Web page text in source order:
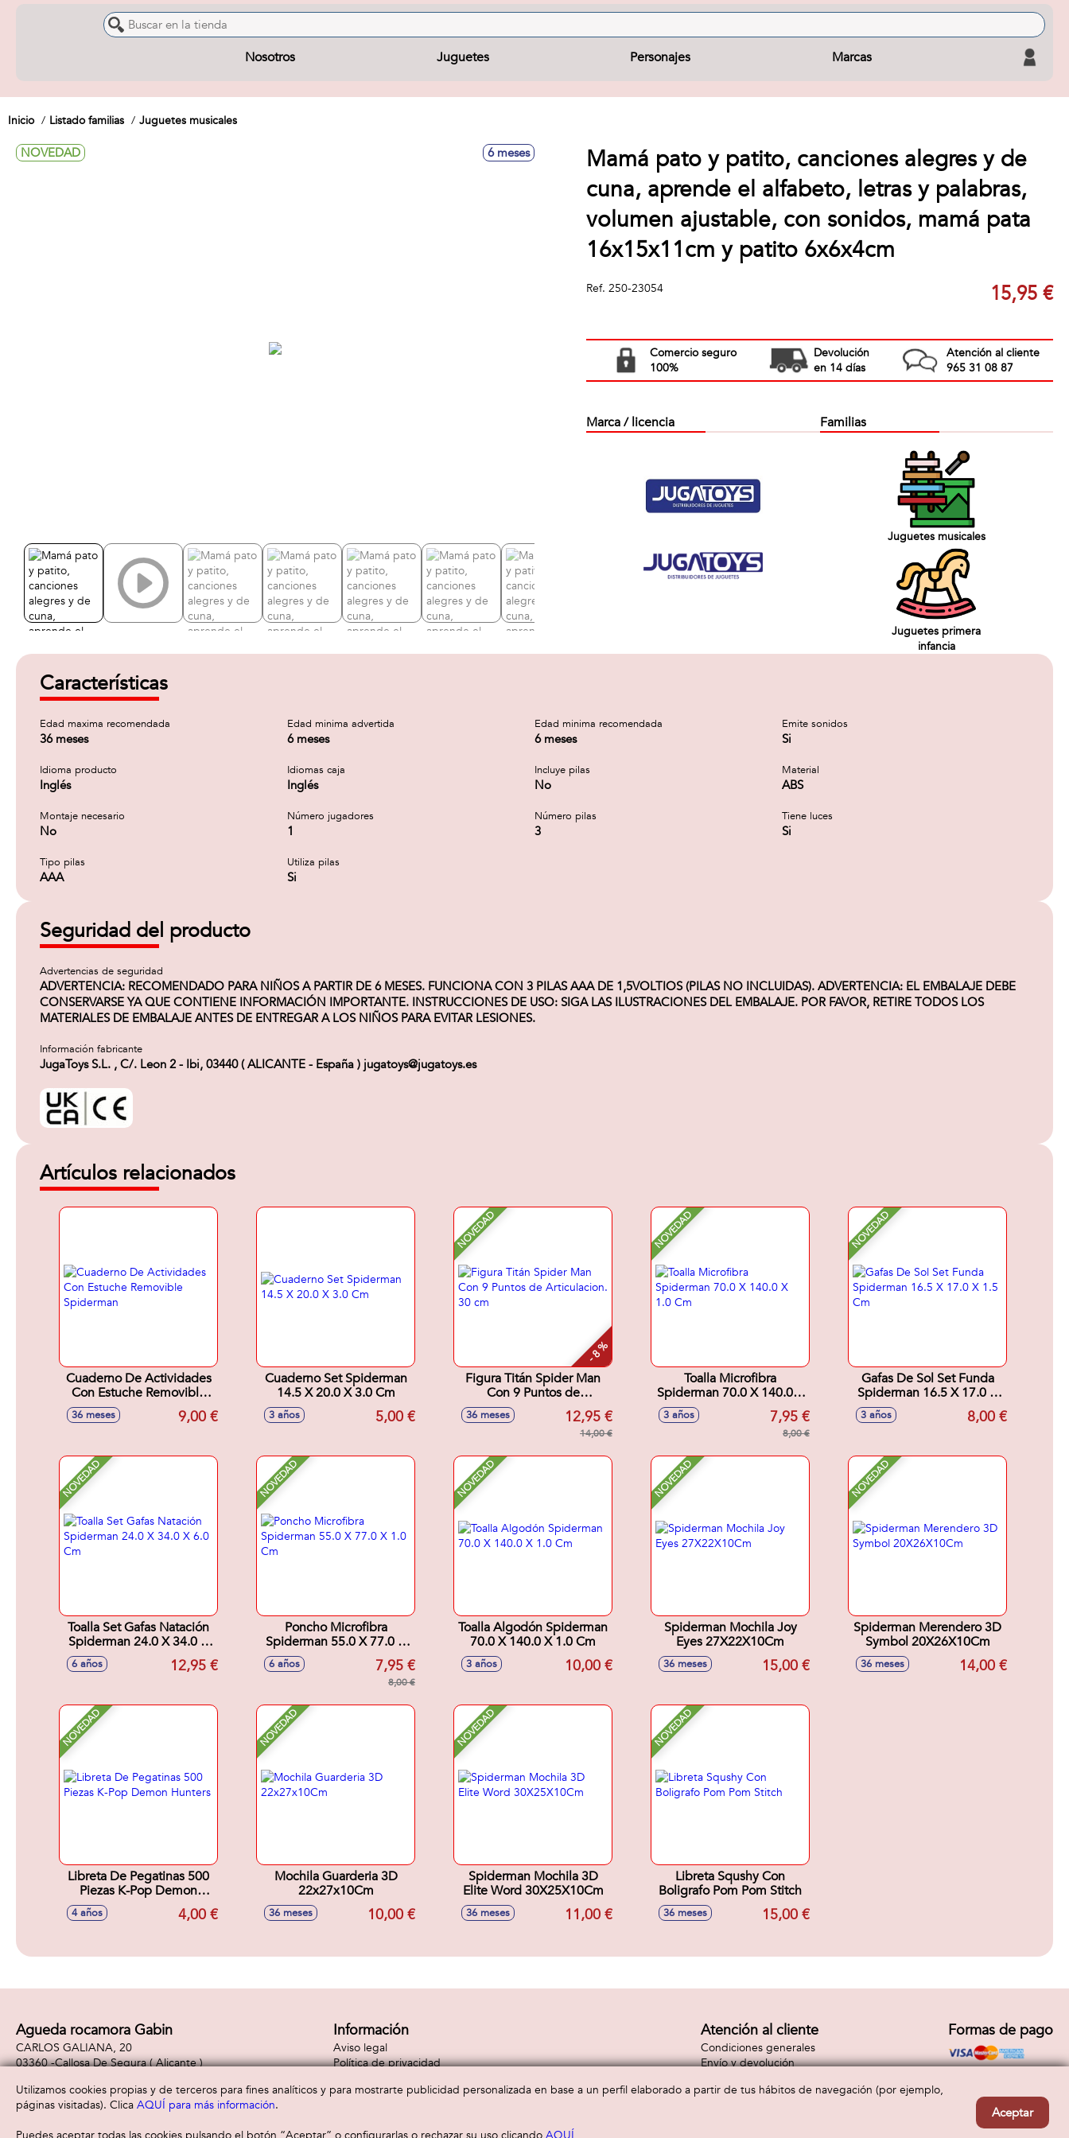
Nosotros Juguetes Personajes Marcas
Inicio Listado familias Juguetes musicales
NOVEDAD 6 meses
Mamá pato y patito, canciones alegres y de
cuna, aprende el alfabeto, letras y palabras,
volumen ajustable, con sonidos, mamá pata
16x15x11cm y patito 6x6x4cm
Ref. 250-23054 15,95 €
Comercio seguro
100%
Devolución
en 14 días
Atención al cliente
965 31 08 87
Marca / licencia Familias
Juguetes musicales
Juguetes primera
infancia
Características
Edad maxima recomendada
36 meses
Edad minima advertida
6 meses
Edad minima recomendada
6 meses
Emite sonidos
Si
Idioma producto
Inglés
Idiomas caja
Inglés
Incluye pilas
No
Material
ABS
Montaje necesario
No
Número jugadores
1
Número pilas
3
Tiene luces
Si
Tipo pilas
AAA
Utiliza pilas
Si
Seguridad del producto
Advertencias de seguridad
ADVERTENCIA: RECOMENDADO PARA NIÑOS A PARTIR DE 6 MESES. FUNCIONA CON 3 PILAS AAA DE 1,5VOLTIOS (PILAS NO INCLUIDAS). ADVERTENCIA: EL EMBALAJE DEBE
CONSERVARSE YA QUE CONTIENE INFORMACIÓN IMPORTANTE. INSTRUCCIONES DE USO: SIGA LAS ILUSTRACIONES DEL EMBALAJE. POR FAVOR, RETIRE TODOS LOS
MATERIALES DE EMBALAJE ANTES DE ENTREGAR A LOS NIÑOS PARA EVITAR LESIONES.
Información fabricante
JugaToys S.L. , C/. Leon 2 - Ibi, 03440 ( ALICANTE - España ) jugatoys@jugatoys.es
Artículos relacionados
Cuaderno De Actividades
Con Estuche Removible
Spiderman
36 meses 9,00 €
Cuaderno Set Spiderman
14.5 X 20.0 X 3.0 Cm
3 años 5,00 €
NOVEDAD
- 8 %
Figura Titán Spider Man
Con 9 Puntos de
Articulacion. 30 cm
36 meses 12,95 €
14,00 €
NOVEDAD
Toalla Microfibra
Spiderman 70.0 X 140.0 X
3 años 7,95 €
8,00 €
NOVEDAD
Gafas De Sol Set Funda
Spiderman 16.5 X 17.0 X
3 años 8,00 €
NOVEDAD
Toalla Set Gafas Natación
Spiderman 24.0 X 34.0 X
6 años 12,95 €
NOVEDAD
Poncho Microfibra
Spiderman 55.0 X 77.0 X
6 años 7,95 €
8,00 €
NOVEDAD
Toalla Algodón Spiderman
70.0 X 140.0 X 1.0 Cm
3 años 10,00 €
NOVEDAD
Spiderman Mochila Joy
Eyes 27X22X10Cm
36 meses 15,00 €
NOVEDAD
Spiderman Merendero 3D
Symbol 20X26X10Cm
36 meses 14,00 €
NOVEDAD
Libreta De Pegatinas 500
Piezas K-Pop Demon
4 años 4,00 €
NOVEDAD
Mochila Guarderia 3D
22x27x10Cm
36 meses 10,00 €
NOVEDAD
Spiderman Mochila 3D
Elite Word 30X25X10Cm
36 meses 11,00 €
NOVEDAD
Libreta Squshy Con
Boligrafo Pom Pom Stitch
36 meses 15,00 €
Agueda rocamora Gabin
CARLOS GALIANA, 20
03360 -Callosa De Segura( Alicante )
Información
Aviso legal
Política de privacidad
Atención al cliente
Condiciones generales
Envío y devolución
Formas de pago
Utilizamos cookies propias y de terceros para fines analíticos y para mostrarte publicidad personalizada en base a un perfil elaborado a partir de tus hábitos de navegación (por ejemplo,
páginas visitadas). Clica AQUÍ para más información.
Aceptar